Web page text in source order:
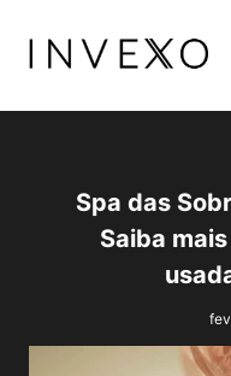
para
Conteúdo
Spa das
Saiba